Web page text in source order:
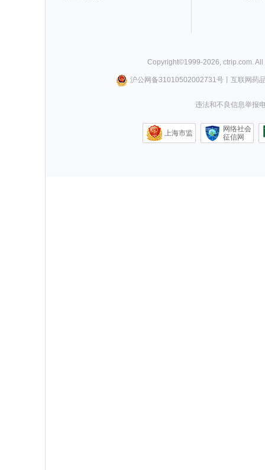
Copyright©1999-2026 ctrip.com .
沪公网备31010502002731号丨 互联网药
违法和不良信息举报
上海市监
网络社会
征信网